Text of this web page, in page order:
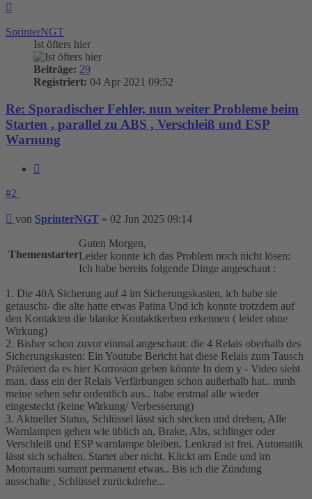
SprinterNGT
Ist öfters hier
Beiträge: 29
Registriert: 04 Apr 2021 09:52
Re: Sporadischer Fehler, nun weiter Probleme beim
Starten , parallel zu ABS , Verschleiß und ESP
Warnung
#2
Beitrag
von SprinterNGT » 02 Jun 2025 09:14
Themenstarter
Guten Morgen,
Leider konnte ich das Problem noch nicht lösen:
Ich habe bereits folgende Dinge angeschaut :
1. Die 40A Sicherung auf 4 im Sicherungskasten, ich habe sie
getauscht- die alte hatte etwas Patina Und ich konnte trotzdem auf
den Kontakten die blanke Kontaktkerben erkennen ( leider ohne
Wirkung)
2. Bisher schon zuvor einmal angeschaut: die 4 Relais oberhalb des
Sicherungskasten: Ein Youtube Bericht hat diese Relais zum Tausch
Präferiert da es hier Korrosion geben könnte In dem y - Video sieht
man, dass ein der Relais Verfärbungen schon außerhalb hat.. mmh
meine sehen sehr ordentlich aus.. habe erstmal alle wieder
eingesteckt (keine Wirkung/ Verbesserung)
3. Aktueller Status, Schlüssel lässt sich stecken und drehen, Alle
Warnlampen gehen wie üblich an, Brake, Abs, schlinger oder
Verschleiß und ESP warnlampe bleiben. Lenkrad ist frei. Automatik
lässt sich schalten. Startet aber nicht. Klickt am Ende und im
Motorraum summt permanent etwas.. Bis ich die Zündung
ausschalte , Schlüssel zurückdrehe...